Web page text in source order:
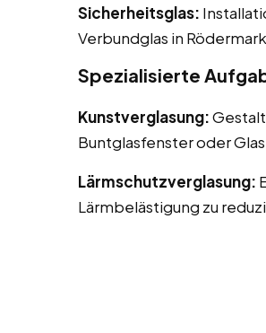
Sicherheitsglas:
Verbundglas in
Spezialisierte
Kunstverglasung:
Buntglasfenster oder
Lärmschutzverglasung:
Lärmbelästigung zu